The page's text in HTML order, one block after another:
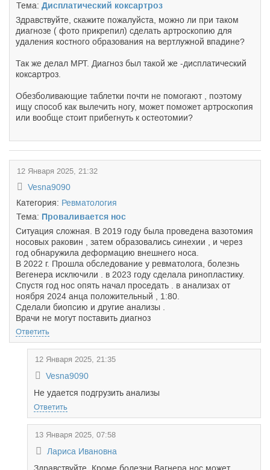
Тема: Дисплатический коксартроз
Здравствуйте, скажите пожалуйста, можно ли при таком
диагнозе ( фото прикрепил) сделать артроскопию для
удаления костного образования на вертлужной впадине?
Так же делал МРТ. Диагноз был такой же -дисплатический
коксартроз.
Обезболивающие таблетки почти не помогают , поэтому
ищу способ как вылечить ногу, может поможет артроскопия
или вообще стоит прибегнуть к остеотомии?
12 Января 2025, 21:32
Vesna9090
Категория: Ревматология
Тема: Проваливается нос
Ситуация сложная. В 2019 году была проведена вазотомия
носовых раковин , затем образовались синехии , и через
год обнаружила деформацию внешнего носа.
В 2022 г. Прошла обследование у ревматолога, болезнь
Вегенера исключили . в 2023 году сделала ринопластику.
Спустя год нос опять начал проседать . в анализах от
ноября 2024 анца положительный , 1:80.
Сделали биопсию и другие анализы .
Врачи не могут поставить диагноз
Ответить
12 Января 2025, 21:35
Vesna9090
Не удается подгрузить анализы
Ответить
13 Января 2025, 07:58
Лариса Ивановна